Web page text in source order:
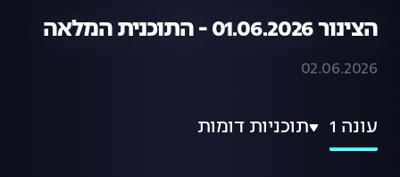
הצינור 01.06.2026 - התוכנית המלאה
02.06.2026
עונה 1 תוכניות דומות